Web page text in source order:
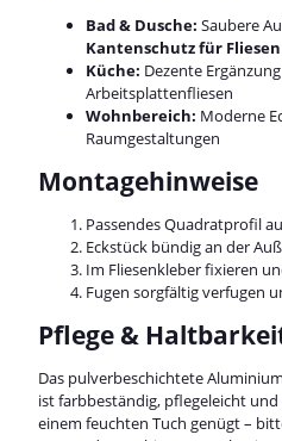
Bad & Dusche: Saubere
Kantenschutz für Fliesen
Küche: Dezente
Arbeitsplattenfliesen
Wohnbereich: Moderne
Raumgestaltungen
Montagehinweise
Passendes Quadratprofil
Eckstück bündig an der
Im Fliesenkleber fixieren
Fugen sorgfältig verfugen
Pflege &
Das pulverbeschichtete
ist farbbeständig, pflegeleicht
einem feuchten Tuch genügt –